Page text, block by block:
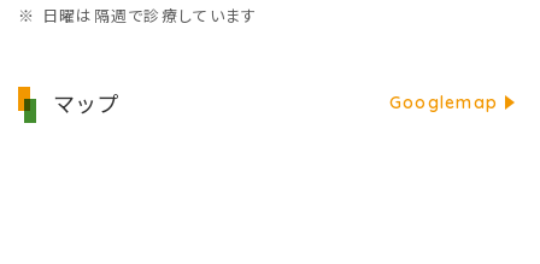
※ 日曜は隔週で診療しています
マップ Googlemap